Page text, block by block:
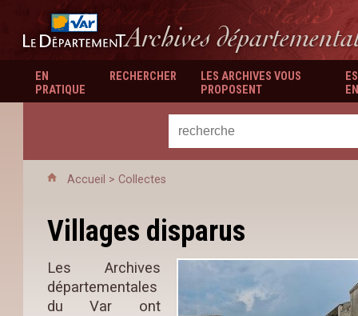
Département du Var
Archives
EN
PRATIQUE
RECHERCHER
LES ARCHIVES VOUS
PROPOSENT
Accueil > Collectes
Villages disparus
Les Archives
départementales
du Var ont